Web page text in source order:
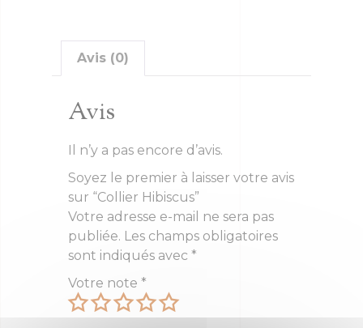
Avis (0)
Avis
Il n’y a pas encore d’avis.
Soyez le premier à laisser votre avis
sur “Collier Hibiscus”
Votre adresse e-mail ne sera pas
publiée. Les champs obligatoires
sont indiqués avec *
Votre note *